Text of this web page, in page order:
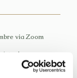
via Zoom
dopo aver